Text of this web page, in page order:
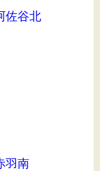
佐谷北
羽南